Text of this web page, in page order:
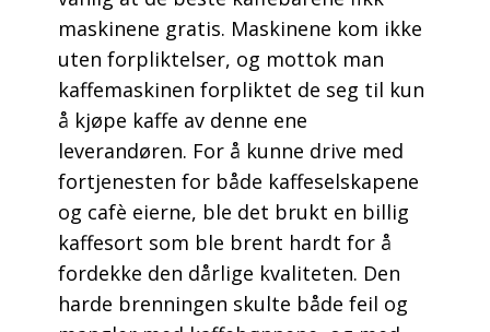
maskinene gratis. Maskinene kom ikke
uten forpliktelser, og mottok man
kaffemaskinen forpliktet de seg til kun
å kjøpe kaffe av denne ene
leverandøren. For å kunne drive med
fortjenesten for både kaffeselskapene
og cafè eierne, ble det brukt en billig
kaffesort som ble brent hardt for å
fordekke den dårlige kvaliteten. Den
harde brenningen skulte både feil og